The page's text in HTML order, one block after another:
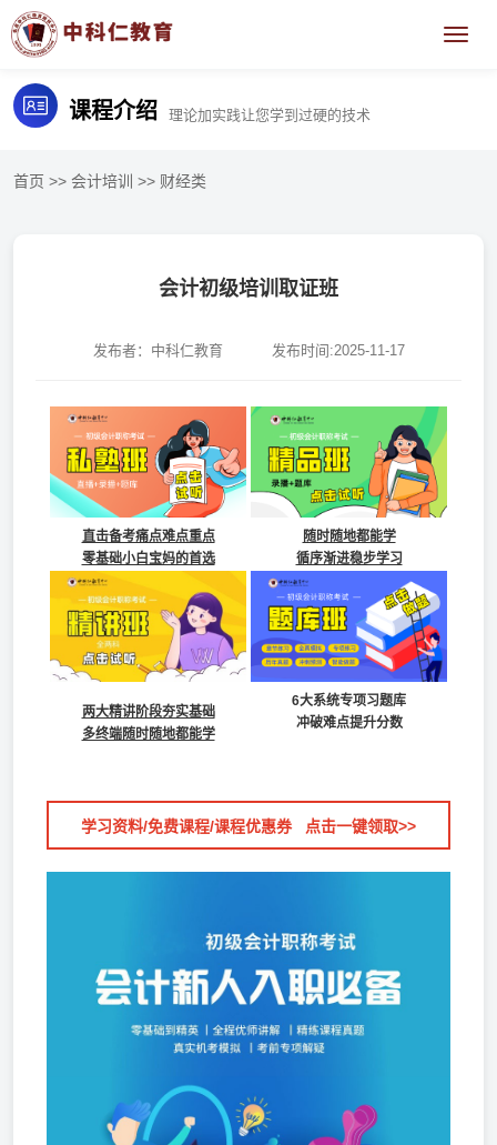
课程介绍 理论加实践让您学到过硬的技术
首页 >> 会计培训 >> 财经类
会计初级培训取证班
发布者：中科仁教育 发布时间:2025-11-17
直击备考痛点难点重点
零基础小白宝妈的首选
随时随地都能学
循序渐进稳步学习
两大精讲阶段夯实基础
多终端随时随地都能学
6大系统专项习题库
冲破难点提升分数
学习资料/免费课程/课程优惠券 点击一键领取>>